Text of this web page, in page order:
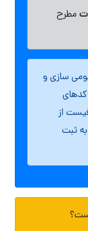
مطرح
سازی و
از
ثبت